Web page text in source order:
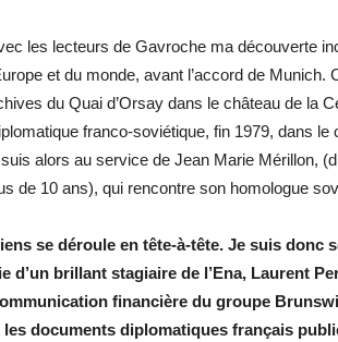
les lecteurs de Gavroche ma découverte
et du monde, avant l’accord de
du Quai d’Orsay dans le château de la
franco-soviétique, fin 1979, dans le
alors au service de Jean Marie Mérillon,
de 10 ans), qui rencontre son homologue
se déroule en tête-à-tête. Je suis donc
d’un brillant stagiaire de l’Ena, Laurent
financière du groupe
les documents diplomatiques français